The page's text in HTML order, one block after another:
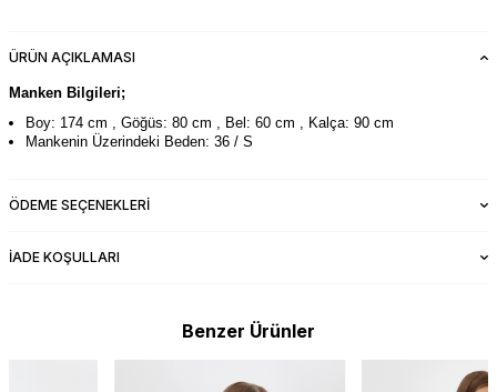
ÜRÜN AÇIKLAMASI
Manken Bilgileri;
Boy: 174 cm , Göğüs: 80 cm , Bel: 60 cm , Kalça: 90 cm
Mankenin Üzerindeki Beden: 36 / S
ÖDEME SEÇENEKLERI
İADE KOŞULLARI
Benzer Ürünler